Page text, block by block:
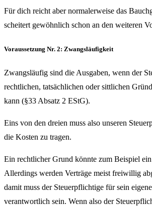
Für dich reicht aber normalerweise das
scheitert gewöhnlich schon an den weiteren
Voraussetzung Nr. 2: Zwangsläufigkeit
Zwangsläufig sind die Ausgaben, wenn der
rechtlichen, tatsächlichen oder sittlichen
kann (§33 Absatz 2 EStG).
Eins von den dreien muss also unseren
die Kosten zu tragen.
Ein rechtlicher Grund könnte zum Beispiel
Allerdings werden Verträge meist freiwillig
damit muss der Steuerpflichtige für sein
verantwortlich sein. Wenn also der